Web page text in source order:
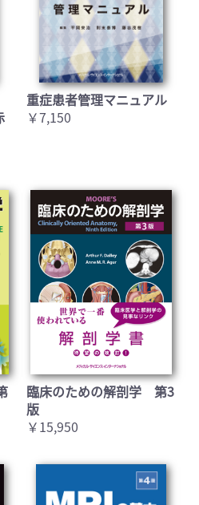
重症患者管理マニュアル
￥7,150
臨床のための解剖学 第3
版
￥15,950